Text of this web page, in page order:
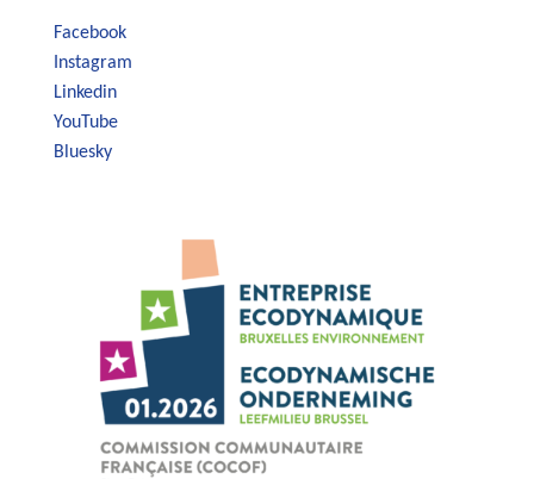
Facebook
Instagram
Linkedin
YouTube
Bluesky